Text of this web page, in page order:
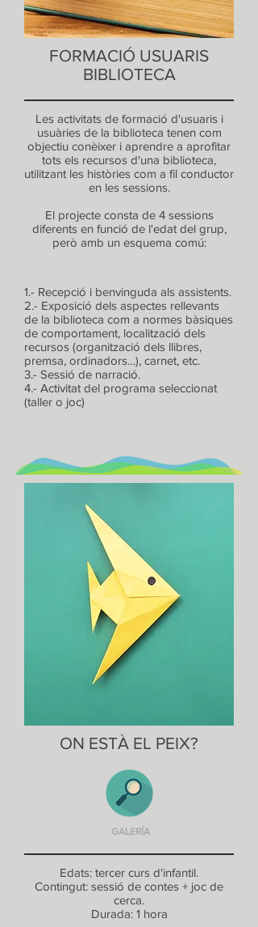
FORMACIÓ USUARIS
BIBLIOTECA
Les activitats de formació d'usuaris i
usuàries de la biblioteca tenen com
objectiu conèixer i aprendre a aprofitar
tots els recursos d'una biblioteca,
utilitzant les històries com a fil conductor
en les sessions.
El projecte consta de 4 sessions
diferents en funció de l'edat del grup,
però amb un esquema comú:
1.- Recepció i benvinguda als assistents.
2.- Exposició dels aspectes rellevants
de la biblioteca com a normes bàsiques
de comportament, localització dels
recursos (organització dels llibres,
premsa, ordinadors…), carnet, etc.
3.- Sessió de narració.
4.- Activitat del programa seleccionat
(taller o joc)
ON ESTÀ EL PEIX?
GALERÍA
Edats: tercer curs d'infantil.
Contingut: sessió de contes + joc de
cerca.
Durada: 1 hora